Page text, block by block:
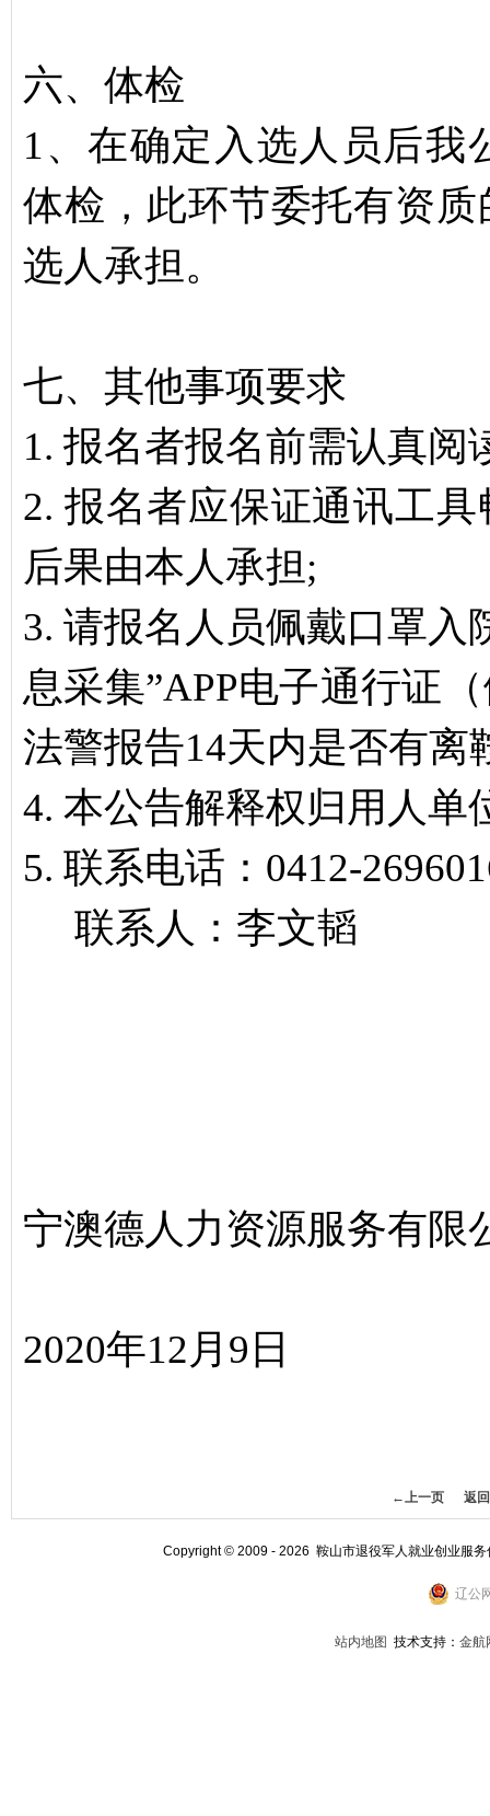
六、体检
1、在确定入选人员后我
体检，此环节委托有资
选人承担。
七、其他事项要求
1. 报名者报名前需认真阅
2. 报名者应保证通讯工
后果由本人承担;
3. 请报名人员佩戴口罩入
息采集”APP电子通行证
法警报告14天内是否有离
4. 本公告解释权归用人单
5. 联系电话：0412-
联系人：李文韬
宁澳德人力资源服务
2020年12月9日
←上一页 返
Copyright © 2009 - 2026 鞍山市退役军人就业创业服
辽公
站内地图 技术支持： 金航